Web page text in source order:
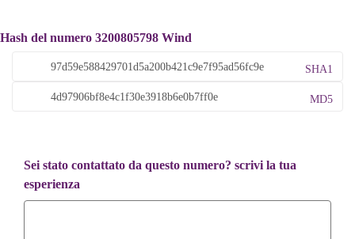
Hash del numero 3200805798 Wind
SHA1
MD5
Sei stato contattato da questo numero? scrivi la tua
esperienza